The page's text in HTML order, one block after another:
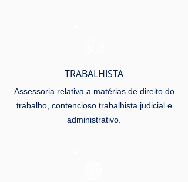
Assessoria relativa a matérias de direito do
trabalho, contencioso trabalhista judicial e
administrativo.
TRABALHISTA